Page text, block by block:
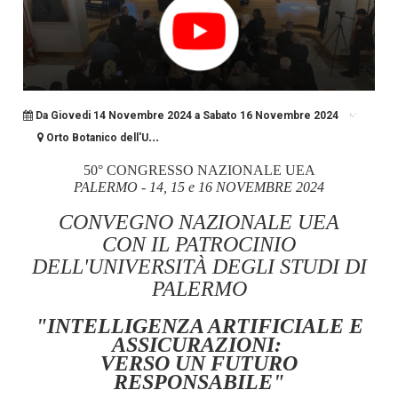
Da Giovedi 14 Novembre 2024 a Sabato 16 Novembre 2024
Orto Botanico dell'U...
50° CONGRESSO NAZIONALE UEA
PALERMO - 14, 15 e 16 NOVEMBRE 2024
CONVEGNO NAZIONALE UEA
CON IL PATROCINIO
DELL'UNIVERSITÀ DEGLI STUDI DI
PALERMO
"INTELLIGENZA ARTIFICIALE E
ASSICURAZIONI:
VERSO UN FUTURO
RESPONSABILE"